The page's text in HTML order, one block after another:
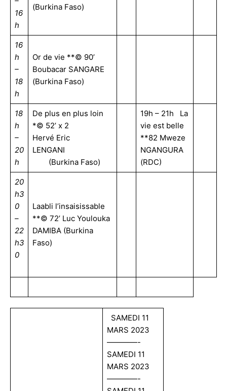
16
h
(Burkina Faso)
16
h
–
18
h
Or de vie **© 90’
Boubacar SANGARE
(Burkina Faso)
18
h
–
20
h
De plus en plus loin
*© 52’ x 2
Hervé Eric
LENGANI
(Burkina Faso)
19h – 21h La
vie est belle
**82 Mweze
NGANGURA
(RDC)
20
h3
0
–
22
h3
0
Laabli l’insaisissable
**© 72’ Luc Youlouka
DAMIBA (Burkina
Faso)
SAMEDI 11
MARS 2023
————-
SAMEDI 11
MARS 2023
————-